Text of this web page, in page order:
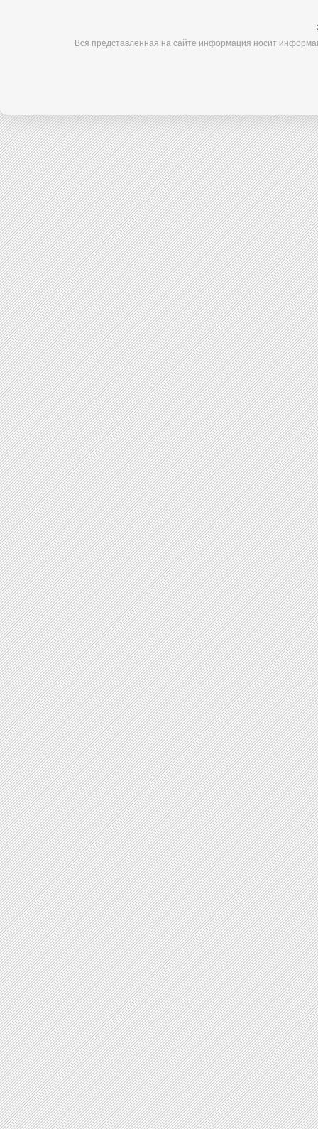
Вся представленная на сайте информация носит